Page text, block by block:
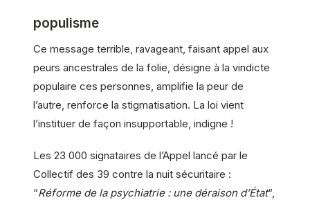
populisme
Ce message terrible, ravageant, faisant appel aux
peurs ancestrales de la folie, désigne à la vindicte
populaire ces personnes, amplifie la peur de
l’autre, renforce la stigmatisation. La loi vient
l’instituer de façon insupportable, indigne !
Les 23 000 signataires de l’Appel lancé par le
Collectif des 39 contre la nuit sécuritaire :
“Réforme de la psychiatrie : une déraison d’État“,